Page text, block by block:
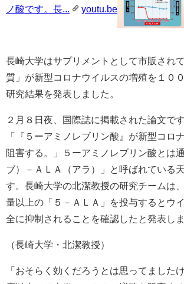
ノ酸です。長... youtu.be
長崎大学はサプリメントとして市販され
質」が新型コロナウイルスの増殖を１０
研究結果を発表しました。
２月８日夜、国際誌に掲載された論文で
「『５ーアミノレブリン酸』が新型コロ
阻害する。」５ーアミノレブリン酸とは
ブ）－ＡＬＡ（アラ）」と呼ばれている
す。長崎大学の北潔教授の研究チームは
量以上の「５－ＡＬＡ」を投与するとウ
全に抑制されることを確認したと発表しま
（長崎大学・北潔教授）
「おそらく効くだろうとは思ってました